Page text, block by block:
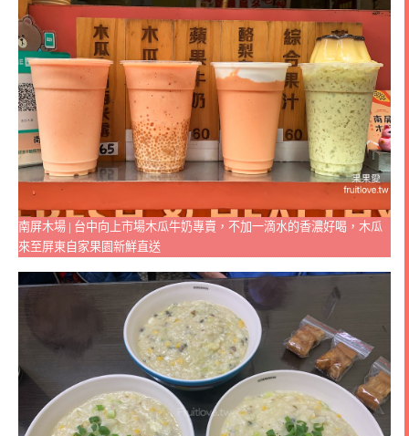
南屏木場 | 台中向上市場木瓜牛奶專賣，不加一滴水的香濃好喝，木瓜
來至屏東自家果園新鮮直送